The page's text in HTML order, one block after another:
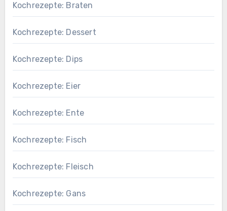
Kochrezepte: Braten
Kochrezepte: Dessert
Kochrezepte: Dips
Kochrezepte: Eier
Kochrezepte: Ente
Kochrezepte: Fisch
Kochrezepte: Fleisch
Kochrezepte: Gans